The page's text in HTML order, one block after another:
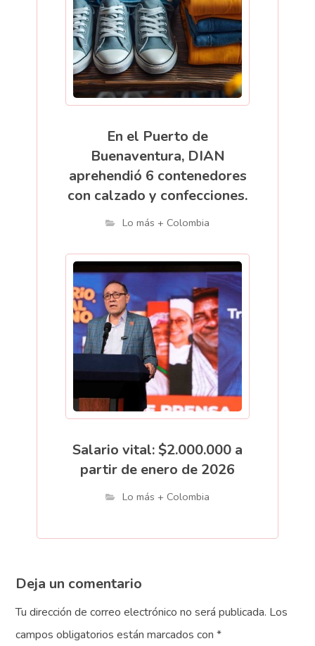
En el Puerto de
Buenaventura, DIAN
aprehendió 6 contenedores
con calzado y confecciones.
Lo más + Colombia
Salario vital: $2.000.000 a
partir de enero de 2026
Lo más + Colombia
Deja un comentario
Tu dirección de correo electrónico no será publicada. Los
campos obligatorios están marcados con*